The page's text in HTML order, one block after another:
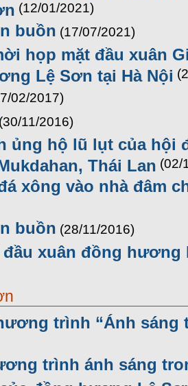
(12/01/2021)
buồn (17/07/2021)
họp mặt đầu xuân
Lệ Sơn tại Hà Nội
02/2017)
(30/11/2016)
ủng hộ lũ lụt của hội
Thái Lan (02/
xông vào nhà đâm
buồn (28/11/2016)
xuân đồng hương
trình “Ánh sáng
trình ánh sáng